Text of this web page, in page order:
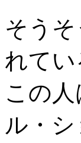
そう
れてい
この
ル・